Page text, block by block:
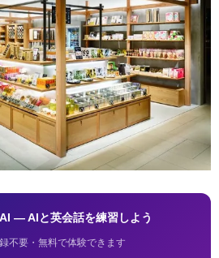
— AIと英会話を練習しよう
不要・無料で体験できます